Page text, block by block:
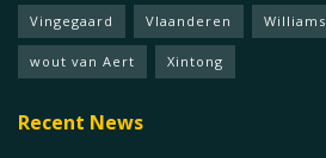
Vingegaard Vlaanderen Williams
wout van Aert Xintong
Recent News